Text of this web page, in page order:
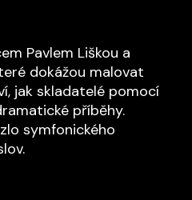
Pavlem Liškou a
dokážou malovat
jak skladatelé pomocí
příběhy.
symfonického